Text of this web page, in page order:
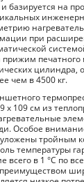
базируется на
при
печатного
цилиндра,
чем в 4500 кг.
х 109 см из
Особое
уложены тройным
температуры
всего в 1 °С по